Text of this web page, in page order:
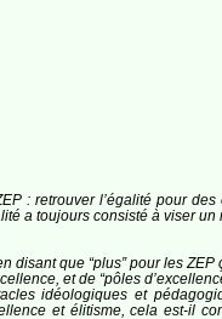
: retrouver l’égalité pour
a toujours consisté à viser
que “plus” pour les
et de “pôles
idéologiques et
et élitisme, cela est-il